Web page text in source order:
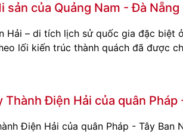
sản của Quảng Nam - Đà
Hải – di tích lịch sử quốc gia đặc biệt
lối kiến trúc thành quách đã được
Thành Điện Hải của quân Pháp
Điện Hải của quân Pháp - Tây Ban